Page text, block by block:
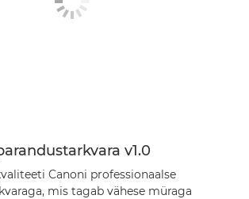
v1.0
Canoni professionaalse
mis tagab vähese müraga